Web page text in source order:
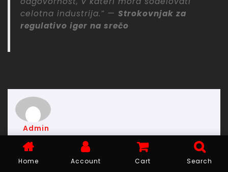
celotna industrija.” — Strokovnjak za
regulativo iger na srečo
Admin
Home Account Cart Search